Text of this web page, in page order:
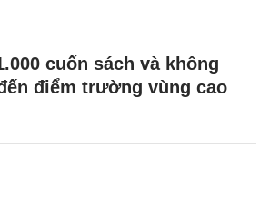
cuốn sách và không
điểm trường vùng cao